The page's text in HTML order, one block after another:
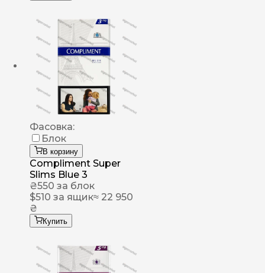
Фасовка:
Блок
В корзину
Compliment Super
Slims Blue 3
₴550 за блок
$510 за ящик≈ 22 950
₴
Купить